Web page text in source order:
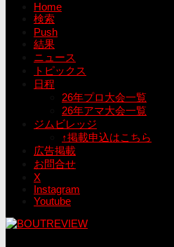
Home
検索
Push
結果
ニュース
トピックス
日程
26年プロ大会一覧
26年アマ大会一覧
ジムビレッジ
↑掲載申込はこちら
広告掲載
お問合せ
X
Instagram
Youtube